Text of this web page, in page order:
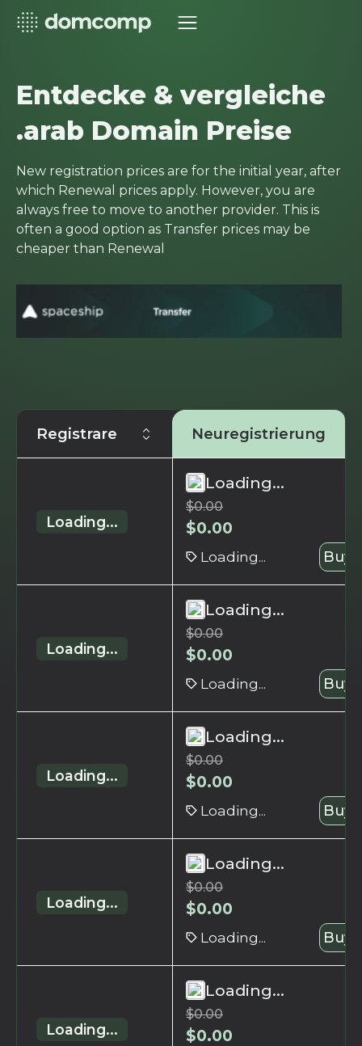
Entdecke & vergleiche
.arab Domain Preise
New registration prices are for the initial year, after
which Renewal prices apply. However, you are
always free to move to another provider. This is
often a good option as Transfer prices may be
cheaper than Renewal
Registrare Neuregistrierung
Loading...
Loading...
$0.00
$0.00
Loading... Buy
Loading...
Loading...
$0.00
$0.00
Loading... Buy
Loading...
Loading...
$0.00
$0.00
Loading... Buy
Loading...
Loading...
$0.00
$0.00
Loading... Buy
Loading...
Loading...
$0.00
$0.00